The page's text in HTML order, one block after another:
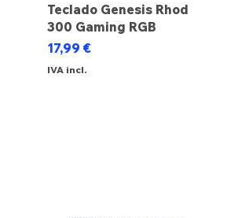
Teclado Genesis Rhod
300 Gaming RGB
Preço
17,99 €
IVA incl.